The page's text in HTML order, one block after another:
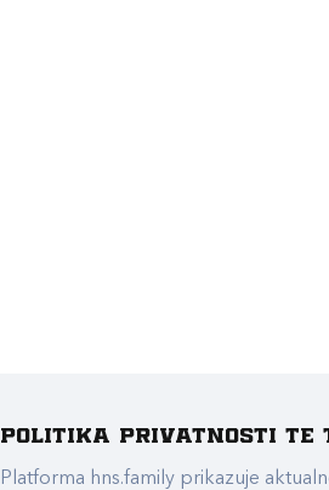
Politika privatnosti te
Platforma hns.family prikazuje